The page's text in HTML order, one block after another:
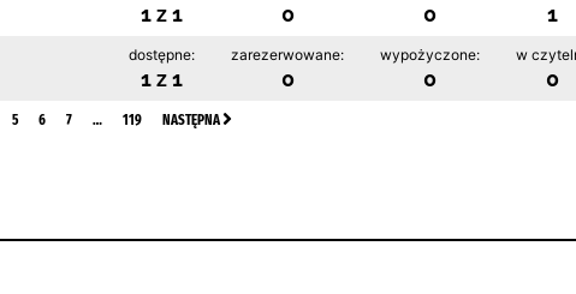
1 z 1 0 0 1
dostępne:
1 z 1
zarezerwowane:
0
wypożyczone:
0
w
0
5 6 7 … 119 NASTĘPNA